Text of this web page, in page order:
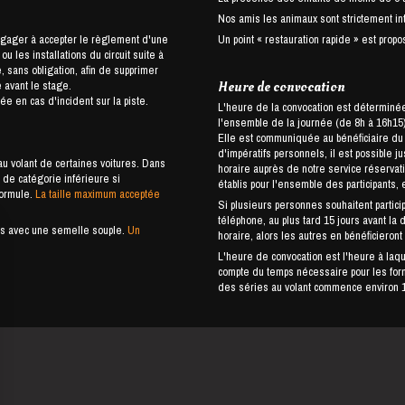
à accepter le règlement d'une
les installations du circuit suite à
obligation, afin de supprimer
le stage.
en cas d'incident sur la piste.
volant de certaines voitures. Dans
de catégorie inférieure si
La taille maximum acceptée
avec une semelle souple.Un
Nos amis les animaux sont strictement
Un point « restauration rapide » est
Heure de convocation
L'heure de la convocation est
l'ensemble de la journée (de 8h à
Elle est communiquée au bénéficiaire du
d'impératifs personnels, il est possible
horaire auprès de notre service
établis pour l'ensemble des
Si plusieurs personnes souhaitent
téléphone, au plus tard 15 jours avant
horaire, alors les autres en
L'heure de convocation est l'heure à
compte du temps nécessaire pour les
des séries au volant commence environ